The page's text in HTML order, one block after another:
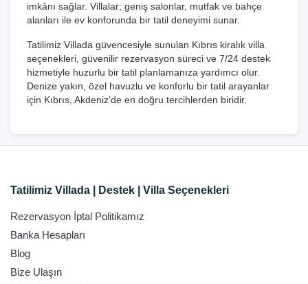
imkânı sağlar. Villalar; geniş salonlar, mutfak ve bahçe
alanları ile ev konforunda bir tatil deneyimi sunar.
Tatilimiz Villada güvencesiyle sunulan Kıbrıs kiralık villa
seçenekleri, güvenilir rezervasyon süreci ve 7/24 destek
hizmetiyle huzurlu bir tatil planlamanıza yardımcı olur.
Denize yakın, özel havuzlu ve konforlu bir tatil arayanlar
için Kıbrıs, Akdeniz’de en doğru tercihlerden biridir.
Tatilimiz Villada | Destek | Villa Seçenekleri
Rezervasyon İptal Politikamız
Banka Hesapları
Blog
Bize Ulaşın